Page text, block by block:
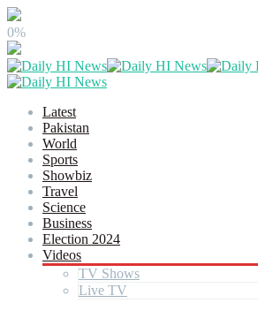
0%
Latest
Pakistan
World
Sports
Showbiz
Travel
Science
Business
Election 2024
Videos
TV Shows
Live TV